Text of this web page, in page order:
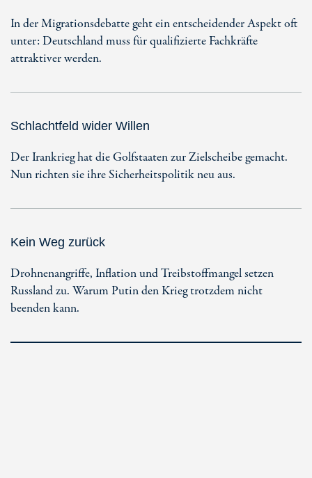
In der Migrationsdebatte geht ein entscheidender Aspekt oft
unter: Deutschland muss für qualifizierte Fachkräfte
attraktiver werden.
Schlachtfeld wider Willen
Der Irankrieg hat die Golfstaaten zur Zielscheibe gemacht.
Nun richten sie ihre Sicherheitspolitik neu aus.
Kein Weg zurück
Drohnenangriffe, Inflation und Treibstoffmangel setzen
Russland zu. Warum Putin den Krieg trotzdem nicht
beenden kann.